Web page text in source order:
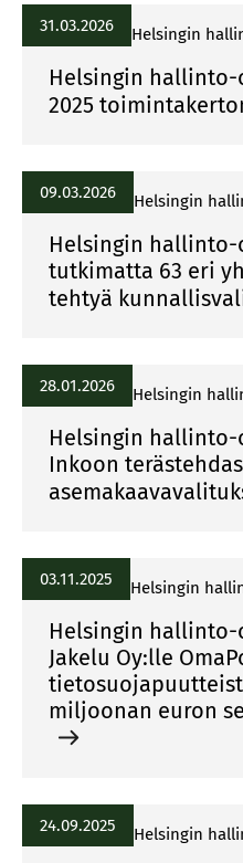
31.03.2026 Helsingin
Helsingin
2025
09.03.2026 Helsingin
Helsingin
tutkimatta 63 eri
tehtyä
28.01.2026 Helsingin
Helsingin hallinto-
Inkoon
03.11.2025 Helsingin
Helsingin hallinto-
Jakelu Oy:lle
miljoonan euron
24.09.2025 Helsingin